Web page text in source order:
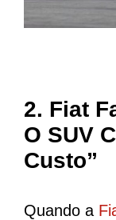
2. Fiat
O SUV
Custo”
Quando a